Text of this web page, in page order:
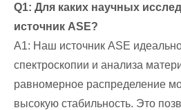
Q1: Для каких научных
источник ASE?
A1: Наш источник ASE
спектроскопии и анализа
равномерное распределение
высокую стабильность. Это